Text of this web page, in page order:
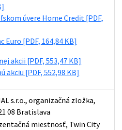
úvere Home Credit [PDF,
Euro [PDF, 164,84 KB]
akcii [PDF, 553,47 KB]
akciu [PDF, 552,98 KB]
s.r.o., organizačná zložka,
08 Bratislava
miestnosť, Twin City